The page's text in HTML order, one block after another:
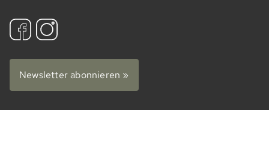
Newsletter abonnieren »